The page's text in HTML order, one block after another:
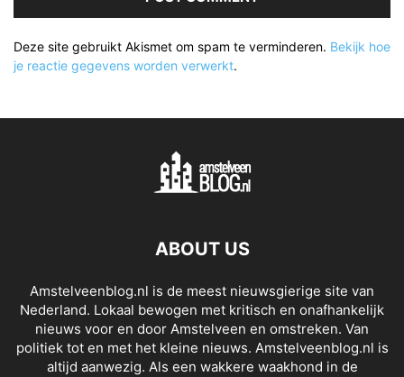
Deze site gebruikt Akismet om spam te verminderen. Bekijk hoe
je reactie gegevens worden verwerkt.
ABOUT US
Amstelveenblog.nl is de meest nieuwsgierige site van
Nederland. Lokaal bewogen met kritisch en onafhankelijk
nieuws voor en door Amstelveen en omstreken. Van
politiek tot en met het kleine nieuws. Amstelveenblog.nl is
altijd aanwezig. Als een wakkere waakhond in de